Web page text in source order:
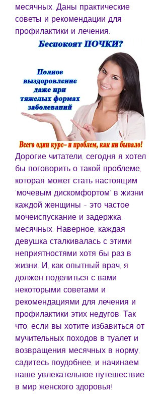
месячных. Даны практические
советы и рекомендации для
профилактики и лечения.
Дорогие читатели, сегодня я хотел
бы поговорить о такой проблеме,
которая может стать настоящим
'мочевым дискомфортом' в жизни
каждой женщины - это частое
мочеиспускание и задержка
месячных. Наверное, каждая
девушка сталкивалась с этими
неприятностями хотя бы раз в
жизни. И, как опытный врач, я
должен поделиться с вами
некоторыми советами и
рекомендациями для лечения и
профилактики этих недугов. Так
что, если вы хотите избавиться от
мучительных походов в туалет и
возвращения месячных в норму,
садитесь поудобнее, и начинаем
наше увлекательное путешествие
в мир женского здоровья!